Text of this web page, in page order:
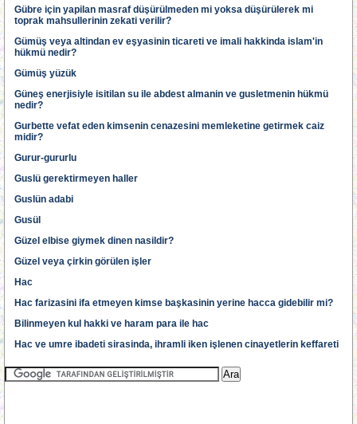
Gübre için yapilan masraf düşürülmeden mi yoksa düşürülerek mi
toprak mahsullerinin zekati verilir?
Gümüş veya altindan ev eşyasinin ticareti ve imali hakkinda islam'in
hükmü nedir?
Gümüş yüzük
Güneş enerjisiyle isitilan su ile abdest almanin ve gusletmenin hükmü
nedir?
Gurbette vefat eden kimsenin cenazesini memleketine getirmek caiz
midir?
Gurur-gururlu
Guslü gerektirmeyen haller
Guslün adabi
Gusül
Güzel elbise giymek dinen nasildir?
Güzel veya çirkin görülen işler
Hac
Hac farizasini ifa etmeyen kimse başkasinin yerine hacca gidebilir mi?
Bilinmeyen kul hakki ve haram para ile hac
Hac ve umre ibadeti sirasinda, ihramli iken işlenen cinayetlerin keffareti